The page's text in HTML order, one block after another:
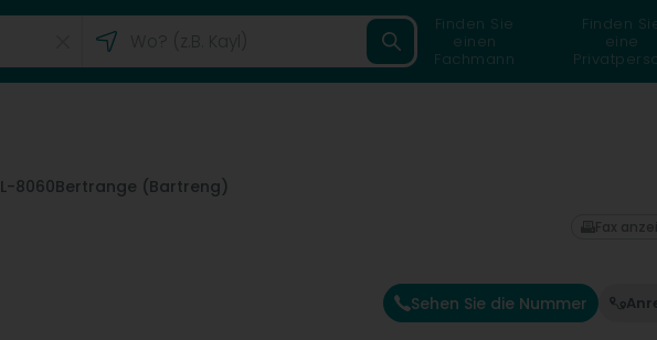
Finden Sie
einen
Fachmann
Finden
eine
L-8060Bertrange (Bartreng)
Sehen Sie die Nummer
Fax